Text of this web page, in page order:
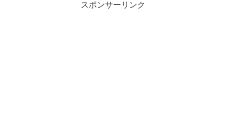
スポンサーリンク